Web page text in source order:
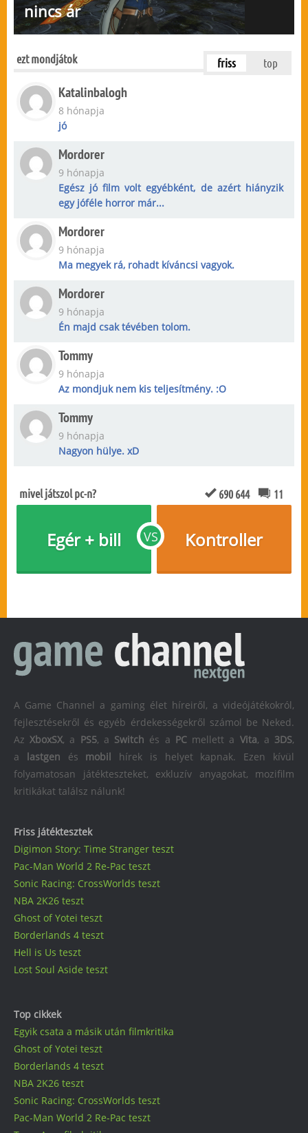
nincs ár
ezt mondjátok friss top
Katalinbalogh
8 hónapja
jó
Mordorer
9 hónapja
Egész jó film volt egyébként, de azért hiányzik
egy jóféle horror már...
Mordorer
9 hónapja
Ma megyek rá, rohadt kíváncsi vagyok.
Mordorer
9 hónapja
Én majd csak tévében tolom.
Tommy
9 hónapja
Az mondjuk nem kis teljesítmény. :O
Tommy
9 hónapja
Nagyon hülye. xD
mivel játszol pc-n? 690 644 11
VS
Egér + bill Kontroller
Friss játéktesztek
Digimon Story: Time Stranger teszt
Pac-Man World 2 Re-Pac teszt
Sonic Racing: CrossWorlds teszt
NBA 2K26 teszt
Ghost of Yotei teszt
Borderlands 4 teszt
Hell is Us teszt
Lost Soul Aside teszt
Top cikkek
Egyik csata a másik után filmkritika
Ghost of Yotei teszt
Borderlands 4 teszt
NBA 2K26 teszt
Sonic Racing: CrossWorlds teszt
Pac-Man World 2 Re-Pac teszt
A Game Channel a gaming élet híreiről, a videójátékokról,
fejlesztésekről és egyéb érdekességekről számol be Neked.
AzXboxSX, a PS5, a Switch és a PCmellett a Vita, a 3DS,
a
lastgen és mobil
hírek is helyet kapnak. Ezen kívül
folyamatosan játékteszteket, exkluzív anyagokat, mozifilm
kritikákat találsz nálunk!